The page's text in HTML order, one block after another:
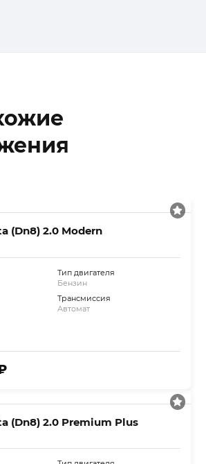
(Dn8) 2.0 Modern
Тип двигателя
Бензин
Трансмиссия
Автомат
(Dn8) 2.0 Premium Plus